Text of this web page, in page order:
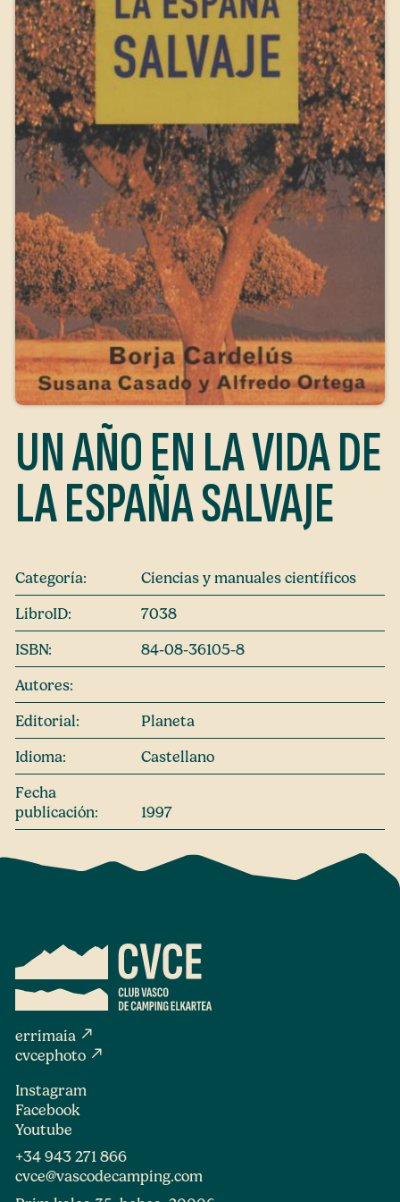
UN AÑO EN LA VIDA DE
LA ESPAÑA SALVAJE
Categoría:
Ciencias y manuales científicos
LibroID:
7038
ISBN:
84-08-36105-8
Autores:
Editorial:
Planeta
Idioma:
Castellano
Fecha
publicación:
1997
errimaia north_east
cvcephoto north_east
Instagram
Facebook
Youtube
+34 943 271 866
cvce@vascodecamping.com